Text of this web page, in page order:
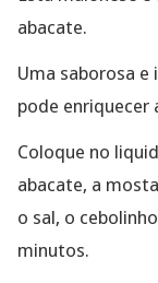
abacate.
Uma saborosa e
pode enriquecer
Coloque no
abacate, a
o sal, o
minutos.